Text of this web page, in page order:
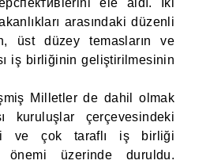
ele aldı. İki
arasındaki düzenli
üst düzey temasların ve
iş birliğinin geliştirilmesinin
Milletler de dahil olmak
kuruluşlar çerçevesindeki
ve çok taraflı iş birliği
önemi üzerinde duruldu.